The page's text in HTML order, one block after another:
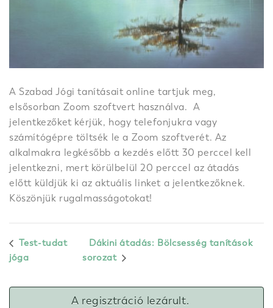
A Szabad Jógi tanításait online tartjuk meg,
elsősorban Zoom szoftvert használva. A
jelentkezőket kérjük, hogy telefonjukra vagy
számítógépre töltsék le a Zoom szoftverét. Az
alkalmakra legkésőbb a kezdés előtt 30 perccel kell
jelentkezni, mert körülbelül 20 perccel az átadás
előtt küldjük ki az aktuális linket a jelentkezőknek.
Köszönjük rugalmasságotokat!
Test-tudat
jóga
Dákini átadás: Bölcsesség tanítások
sorozat
A regisztráció lezárult.